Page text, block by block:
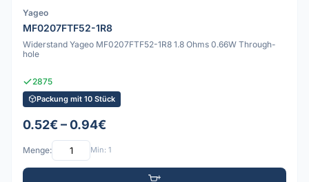
Yageo
MF0207FTF52-1R8
Widerstand Yageo MF0207FTF52-1R8 1.8 Ohms 0.66W Through-
hole
2875
Packung mit 10 Stück
0.52€ – 0.94€
Menge: Min: 1